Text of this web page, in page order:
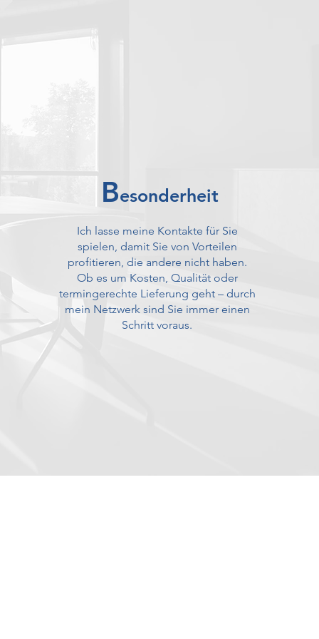
Besonderheit
Ich lasse meine Kontakte für Sie
spielen, damit Sie von Vorteilen
profitieren, die andere nicht haben.
Ob es um Kosten, Qualität oder
termingerechte Lieferung geht – durch
mein Netzwerk sind Sie immer einen
Schritt voraus.